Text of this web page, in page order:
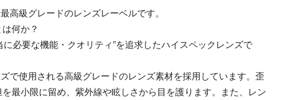
級グレードのレンズレーベルです。
何か？
必要な機能・クオリティ”を追求したハイスペックレンズで
で使用される高級グレードのレンズ素材を採用しています。歪
最小限に留め、紫外線や眩しさから目を護ります。また、レン